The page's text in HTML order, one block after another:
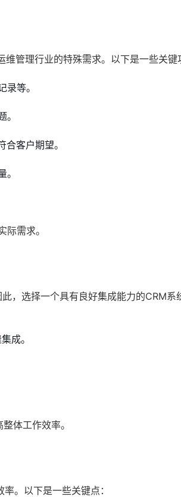
管理行业的特殊需求。以下是一些关键
等。
客户期望。
需求。
，选择一个具有良好集成能力的CRM系
成。
体工作效率。
。以下是一些关键点：